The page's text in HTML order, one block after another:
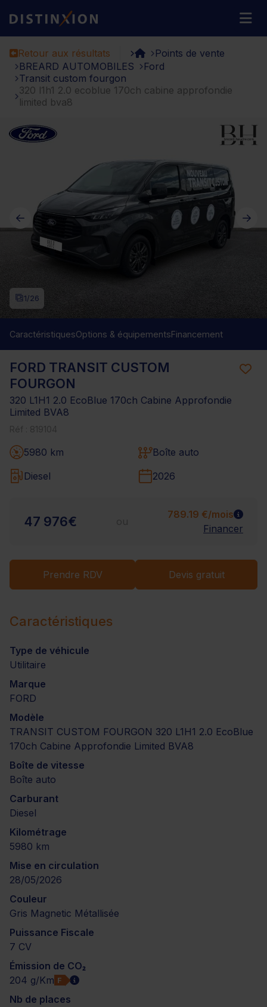
Distinxion
Retour aux résultats
Points de vente
BREARD AUTOMOBILES
Ford
Transit custom fourgon
320 l1h1 2.0 ecoblue 170ch cabine approfondie
limited bva8
FORD TRANSIT CUSTOM
FOURGON
320 L1H1 2.0 EcoBlue 170ch Cabine Approfondie
Limited BVA8
5980 km
Boîte auto
Diesel
2026
47 976€
789.19 €/mois
Financer
Prendre RDV Devis gratuit
1/26
CaractéristiquesOptions & équipementsFinancement
Caractéristiques
Type de véhicule
Utilitaire
Marque
FORD
Modèle
TRANSIT CUSTOM FOURGON 320 L1H1 2.0 EcoBlue
170ch Cabine Approfondie Limited BVA8
Boîte de vitesse
Boîte auto
Carburant
Diesel
Kilométrage
5980 km
Mise en circulation
28/05/2026
Couleur
Gris Magnetic Métallisée
Puissance Fiscale
7 CV
Émission de CO₂
204 g/Km F
Nb de places